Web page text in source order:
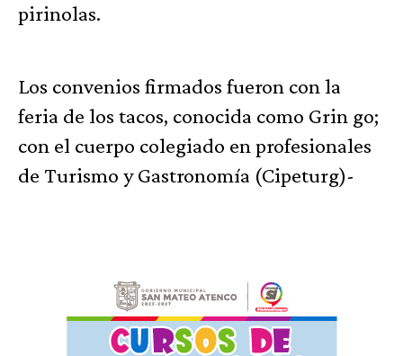
pirinolas.
Los convenios firmados fueron con la
feria de los tacos, conocida como Grin go;
con el cuerpo colegiado en profesionales
de Turismo y Gastronomía (Cipeturg)-